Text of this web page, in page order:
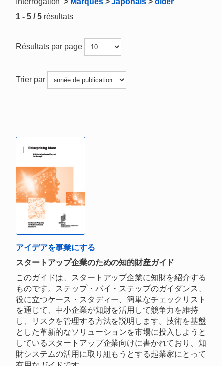
Interrogation > Marques > Japonais > older
1 - 5 / 5 résultats
Résultats par page
Trier par
アイデアを事業にする
スタートアップ企業のための知的財産ガイド
このガイドは、スタートアップ企業に知財を紹介する
ものです。ステップ・バイ・ステップのガイダンス、
役に立つケース・スタディー、簡単なチェックリスト
を通じて、中小企業が知財を活用して競争力を維持
し、リスクを管理する方法を説明します。技術を基盤
とした革新的なソリューションを市場に投入しようと
しているスタートアップ企業向けに書かれており、知
財システムの活用に取り組もうとする起業家にとって